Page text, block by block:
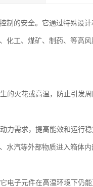
制的安全。它通过特殊设
化工、煤矿、制药、等高
的火花或高温，防止引发
力需求，提高能效和运行稳
水汽等外部物质进入箱体
电子元件在高温环境下仍能